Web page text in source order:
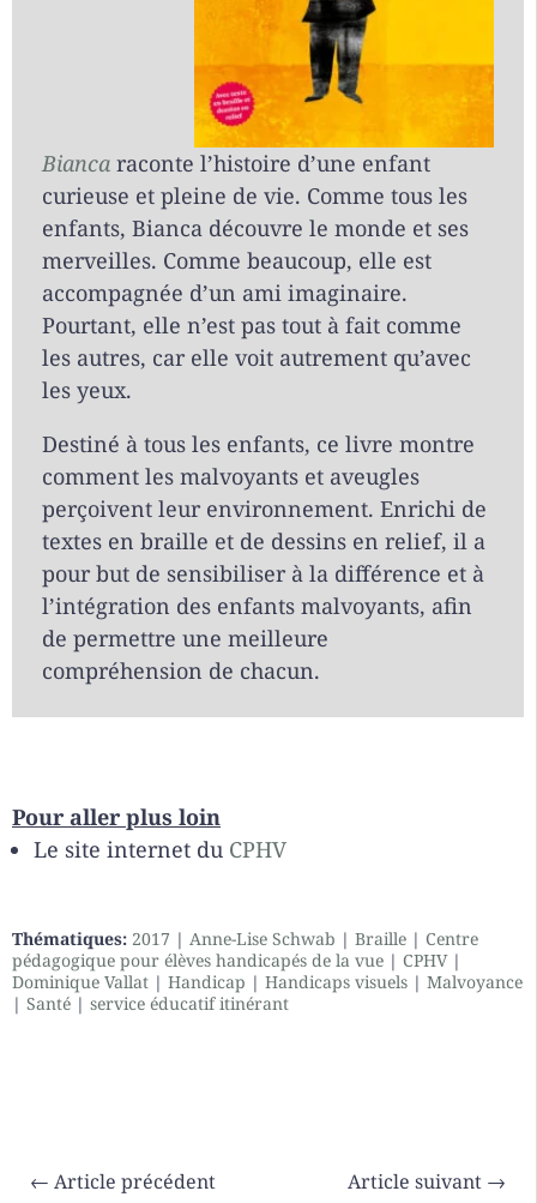
Bianca raconte l’histoire d’une enfant
curieuse et pleine de vie. Comme tous les
enfants, Bianca découvre le monde et ses
merveilles. Comme beaucoup, elle est
accompagnée d’un ami imaginaire.
Pourtant, elle n’est pas tout à fait comme
les autres, car elle voit autrement qu’avec
les yeux.
Destiné à tous les enfants, ce livre montre
comment les malvoyants et aveugles
perçoivent leur environnement. Enrichi de
textes en braille et de dessins en relief, il a
pour but de sensibiliser à la différence et à
l’intégration des enfants malvoyants, afin
de permettre une meilleure
compréhension de chacun.
Pour aller plus loin
Le site internet du CPHV
Thématiques: 2017 | Anne-Lise Schwab | Braille | Centre
pédagogique pour élèves handicapés de la vue | CPHV|
Dominique Vallat | Handicap | Handicaps visuels | Malvoyance
| Santé | service éducatif itinérant
← Article précédent Article suivant →